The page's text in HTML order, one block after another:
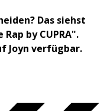
Das siehst
by CUPRA".
Joyn verfügbar.